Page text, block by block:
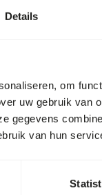
Details
om
uw gebruik van
gegevens
van hun